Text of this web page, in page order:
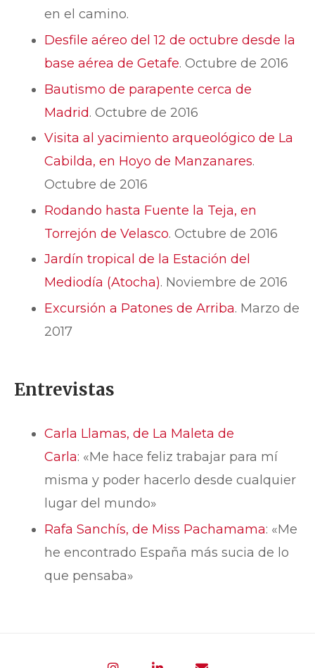
en el camino.
Desfile aéreo del 12 de octubre desde la
base aérea de Getafe. Octubre de 2016
Bautismo de parapente cerca de
Madrid. Octubre de 2016
Visita al yacimiento arqueológico de La
Cabilda, en Hoyo de Manzanares.
Octubre de 2016
Rodando hasta Fuente la Teja, en
Torrejón de Velasco. Octubre de 2016
Jardín tropical de la Estación del
Mediodía (Atocha). Noviembre de 2016
Excursión a Patones de Arriba. Marzo de
2017
Entrevistas
Carla Llamas, de La Maleta de
Carla: «Me hace feliz trabajar para mí
misma y poder hacerlo desde cualquier
lugar del mundo»
Rafa Sanchís, de Miss Pachamama: «Me
he encontrado España más sucia de lo
que pensaba»